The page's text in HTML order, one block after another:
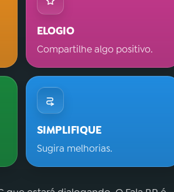
ELOGIO
Compartilhe algo positivo.
SIMPLIFIQUE
Sugira melhorias.